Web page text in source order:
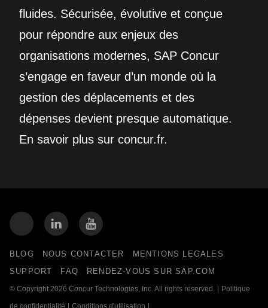
fluides. Sécurisée, évolutive et conçue
pour répondre aux enjeux des
organisations modernes, SAP Concur
s’engage en faveur d’un monde où la
gestion des déplacements et des
dépenses devient presque automatique.
En savoir plus sur concur.fr.
BLOG NOUS CONTACTER
MENTIONS LEGALES
SUPPORT
FAQ RENDEZ-VOUS SUR SAP.COM
© Copyright 2026 Concur Technologies, Inc. All rights reserved. Politique
de confidentialité Conditions d'utilisation